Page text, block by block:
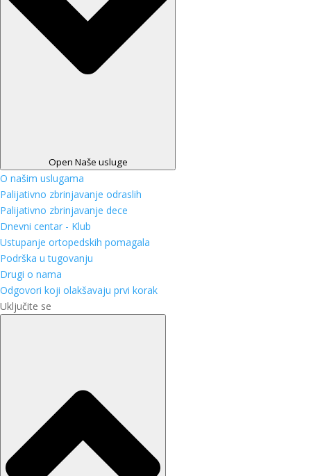
Open Naše usluge
O našim uslugama
Palijativno zbrinjavanje odraslih
Palijativno zbrinjavanje dece
Dnevni centar - Klub
Ustupanje ortopedskih pomagala
Podrška u tugovanju
Drugi o nama
Odgovori koji olakšavaju prvi korak
Uključite se